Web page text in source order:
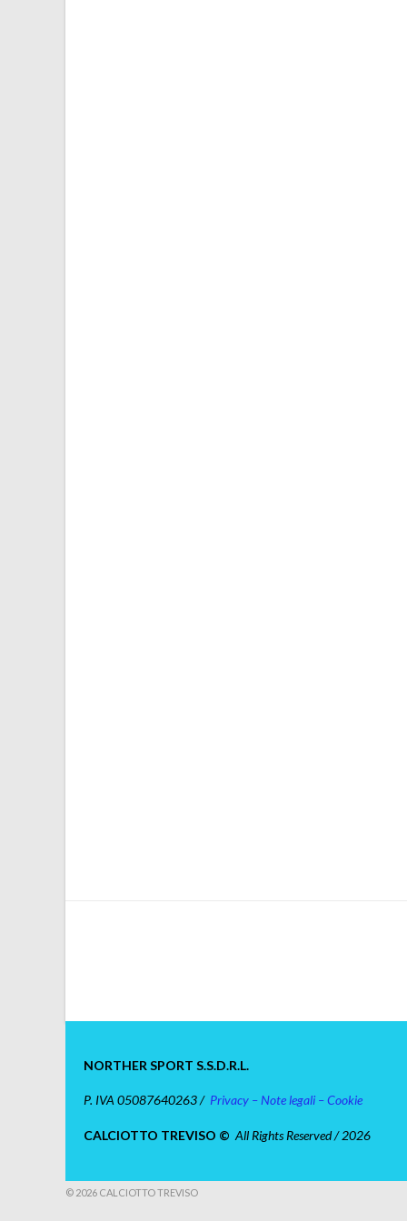
NORTHER SPORT S.S.D.R.L.
P. IVA 05087640263 / Privacy – Note legali – Cookie
CALCIOTTO TREVISO © All Rights Reserved / 2026
© 2026 CALCIOTTO TREVISO